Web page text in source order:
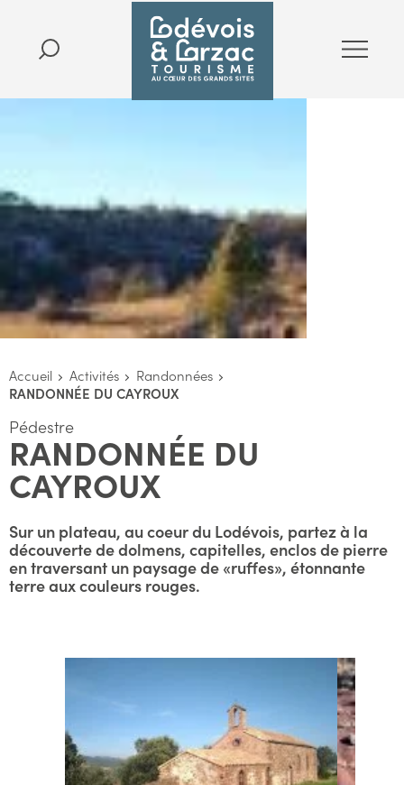
Accueil Activités
Randonnées
RANDONNÉE DU CAYROUX
Pédestre
RANDONNÉE DU
CAYROUX
Sur un plateau, au coeur du Lodévois, partez à la
découverte de dolmens, capitelles, enclos de pierre
en traversant un paysage de «ruffes», étonnante
terre aux couleurs rouges.